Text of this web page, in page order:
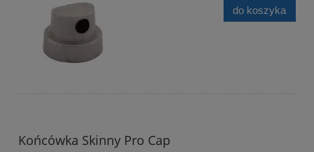
do koszyka
Końcówka Skinny Pro Cap